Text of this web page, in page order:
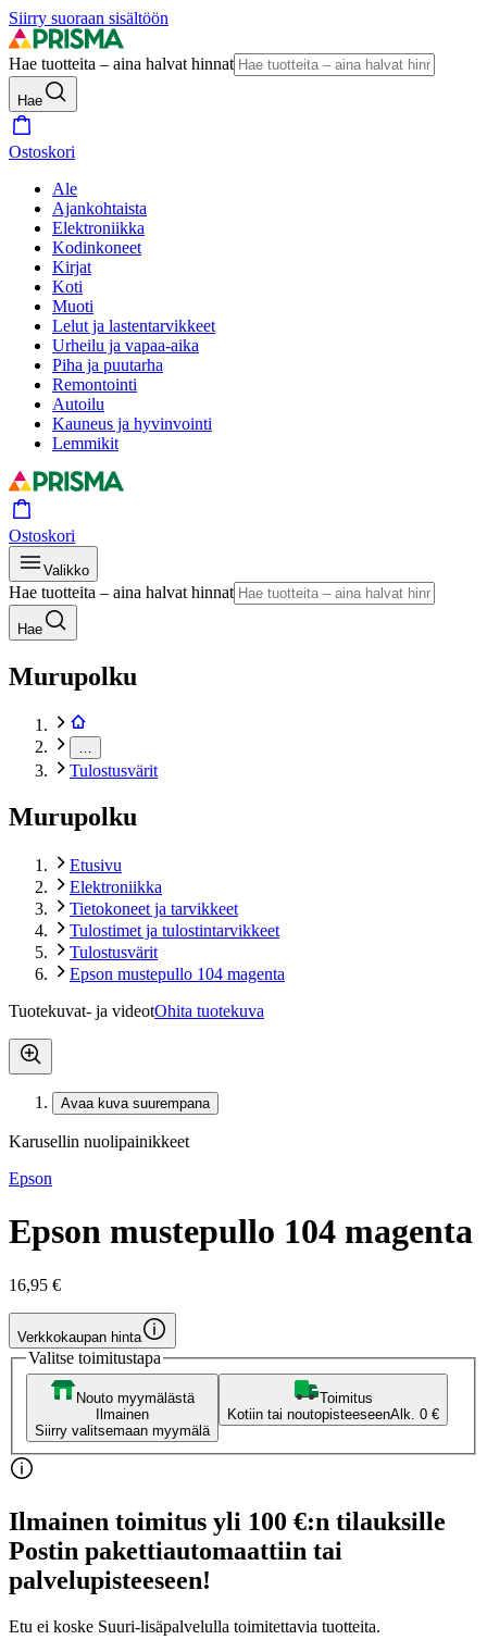
Siirry suoraan sisältöön
Hae tuotteita – aina halvat hinnat
Hae
Ostoskori
Ale
Ajankohtaista
Elektroniikka
Kodinkoneet
Kirjat
Koti
Muoti
Lelut ja lastentarvikkeet
Urheilu ja vapaa-aika
Piha ja puutarha
Remontointi
Autoilu
Kauneus ja hyvinvointi
Lemmikit
Ostoskori
Valikko
Hae tuotteita – aina halvat hinnat
Hae
Murupolku
Tulostusvärit
Murupolku
Etusivu
Elektroniikka
Tietokoneet ja tarvikkeet
Tulostimet ja tulostintarvikkeet
Tulostusvärit
Epson mustepullo 104 magenta
Tuotekuvat- ja videotOhita tuotekuva
Avaa kuva suurempana
Karusellin nuolipainikkeet
Epson
Epson mustepullo 104 magenta
16,95 €
Verkkokaupan hinta
Valitse toimitustapa
Nouto myymälästä
Ilmainen
Siirry valitsemaan myymälä
Toimitus
Kotiin tai noutopisteeseenAlk. 0 €
Ilmainen toimitus yli 100 €:n tilauksille
Postin pakettiautomaattiin tai
palvelupisteeseen!
Etu ei koske Suuri‑lisäpalvelulla toimitettavia tuotteita.